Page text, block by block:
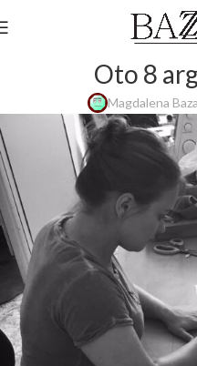
Dlaczego
Oto 8
Magdalena